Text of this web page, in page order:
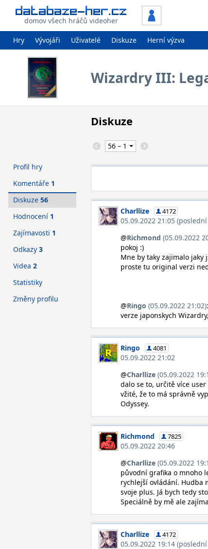
domov všech hráčů videoher
Hry Vývojáři Uživatelé Diskuze Herní výzva
Wizardry III:
Diskuze
Charllize 4172
05.09.2022 21:05
@Richmond (05.09.2022
pokoj :)
Mne by taky zajimalo
proste tu original verzi
@Ringo (05.09.2022 21:02)
verze japonskych
Ringo 4081
05.09.2022 21:02
@Charllize (05.09.2022
dalo se to, určitě více
vžité, že to má správně
Odyssey.
Richmond 7825
05.09.2022 20:46
@Charllize (05.09.2022
původní grafika o mnoho
rychlejší ovládání. Hudba
svoje plus. Já bych tedy
Speciálně by mě ale
Charllize 4172
05.09.2022 19:14
Profil hry
Komentáře 1
Diskuze 56
Hodnocení 1
Zajímavosti 1
Odkazy 3
Videa 2
Statistiky
Změny profilu